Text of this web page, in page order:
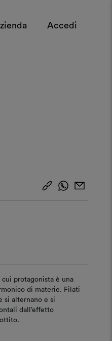
Accedi
protagonista è una
di materie. Filati
si alternano e si
dall’effetto